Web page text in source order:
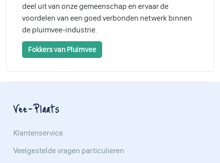
deel uit van onze gemeenschap en ervaar de
voordelen van een goed verbonden netwerk binnen
de pluimvee-industrie.
Fokkers van Pluimvee
Vee-Plaats
Klantenservice
Veelgestelde vragen particulieren